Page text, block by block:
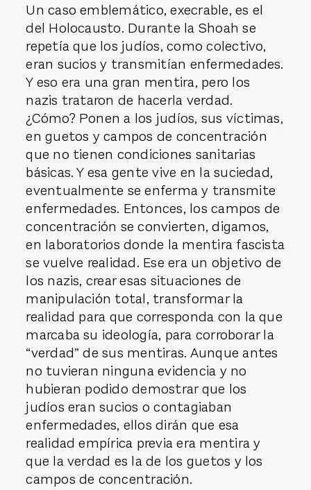
Un caso emblemático, execrable, es el
del Holocausto. Durante la Shoah se
repetía que los judíos, como colectivo,
eran sucios y transmitían enfermedades.
Y eso era una gran mentira, pero los
nazis trataron de hacerla verdad.
¿Cómo? Ponen a los judíos, sus víctimas,
en guetos y campos de concentración
que no tienen condiciones sanitarias
básicas. Y esa gente vive en la suciedad,
eventualmente se enferma y transmite
enfermedades. Entonces, los campos de
concentración se convierten, digamos,
en laboratorios donde la mentira fascista
se vuelve realidad. Ese era un objetivo de
los nazis, crear esas situaciones de
manipulación total, transformar la
realidad para que corresponda con la que
marcaba su ideología, para corroborar la
“verdad” de sus mentiras. Aunque antes
no tuvieran ninguna evidencia y no
hubieran podido demostrar que los
judíos eran sucios o contagiaban
enfermedades, ellos dirán que esa
realidad empírica previa era mentira y
que la verdad es la de los guetos y los
campos de concentración.